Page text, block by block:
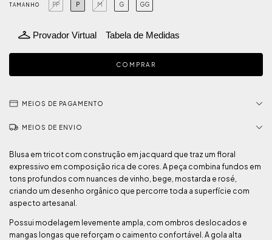
TAMANHO PP P M G GG
Provador Virtual Tabela de Medidas
MEIOS DE PAGAMENTO
MEIOS DE ENVIO
Blusa em tricot com construção em jacquard que traz um floral
expressivo em composição rica de cores. A peça combina fundos em
tons profundos com nuances de vinho, bege, mostarda e rosé,
criando um desenho orgânico que percorre toda a superfície com
aspecto artesanal.
Possui modelagem levemente ampla, com ombros deslocados e
mangas longas que reforçam o caimento confortável. A gola alta